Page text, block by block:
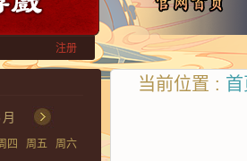
注册
月
四 周五
周六
当前位置 :